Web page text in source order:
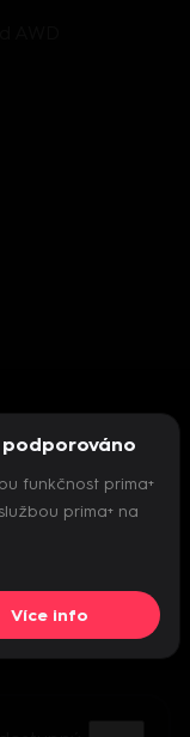
podporováno
funkčnost prima+
prima+ na
Více info